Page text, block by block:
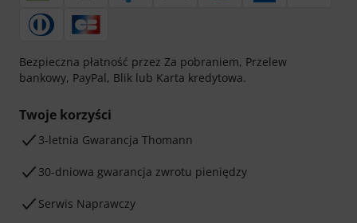
Bezpieczna płatność przez Za pobraniem, Przelew
bankowy, PayPal, Blik lub Karta kredytowa.
Twoje korzyści
3-letnia Gwarancja Thomann
30-dniowa gwarancja zwrotu pieniędzy
Serwis Naprawczy